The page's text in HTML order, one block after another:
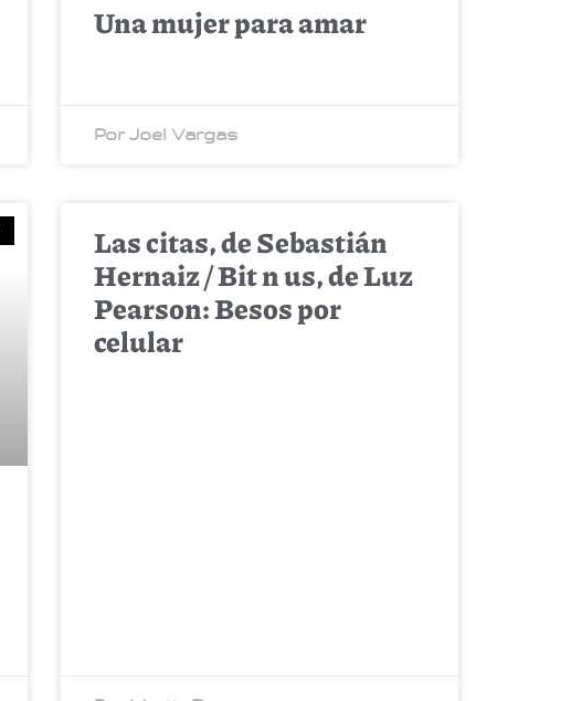
Una mujer para amar
Por Joel Vargas
Las citas, de Sebastián
Hernaiz / Bit n us, de Luz
Pearson: Besos por
celular